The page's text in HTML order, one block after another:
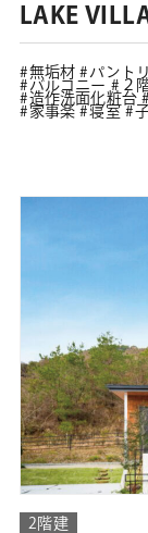
LAKE
無垢材 パント
バルコニー
２
造作洗面化粧台
家事楽
寝室
2階建